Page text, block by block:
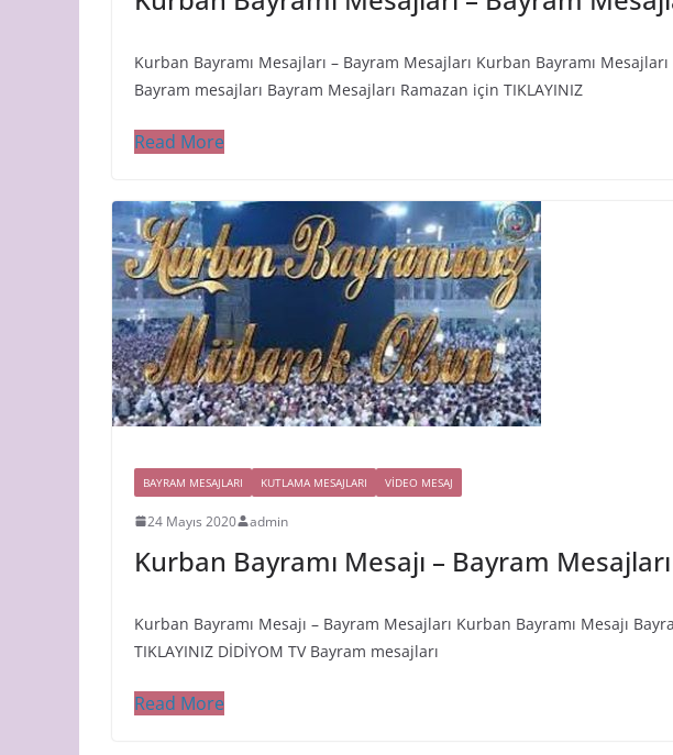
Kurban Bayramı Mesajları – Bayram Mesajları Kurban Bayramı Mesajları
Bayram mesajları Bayram Mesajları Ramazan için TIKLAYINIZ
Read More
BAYRAM MESAJLARI KUTLAMA MESAJLARI VIDEO MESAJ
24 Mayıs 2020 admin
Kurban Bayramı Mesajı – Bayram Mesajları
Kurban Bayramı Mesajı – Bayram Mesajları Kurban Bayramı Mesajı
TIKLAYINIZ DİDİYOM TV Bayram mesajları
Read More